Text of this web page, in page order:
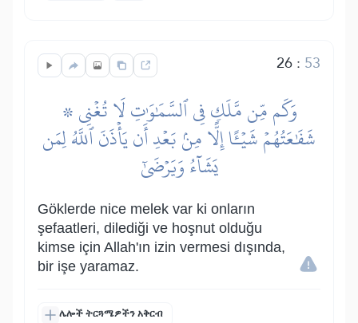
26: 53
۞ وَكَم مِّن مَّلَكٖ فِي ٱلسَّمَٰوَٰتِ لَا تُغۡنِي
شَفَٰعَتُهُمۡ شَيۡـًٔا إِلَّا مِنۢ بَعۡدِ أَن يَأۡذَنَ ٱللَّهُ لِمَن
يَشَآءُ وَيَرۡضَىٰٓ
Göklerde nice melek var ki onların
şefaatleri, dilediği ve hoşnut olduğu
kimse için Allah'ın izin vermesi dışında,
bir işe yaramaz.
ሌሎች ትርጓሜዎችን አቅርብ